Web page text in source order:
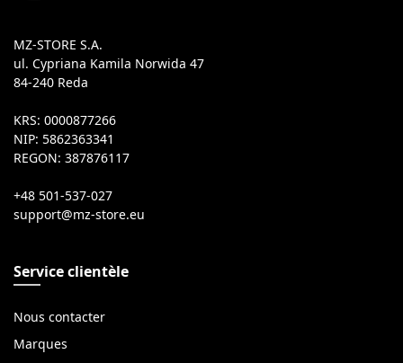
MZ-STORE S.A.
ul. Cypriana Kamila Norwida 47
84-240 Reda
KRS: 0000877266
NIP: 5862363341
REGON: 387876117
+48 501-537-027
Service clientèle
Nous contacter
Marques